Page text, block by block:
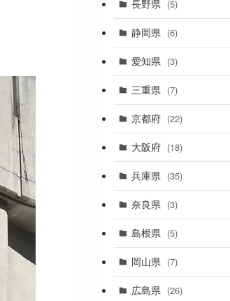
(5)
(1)
(1)
(11)
(4)
(4)
(17)
(4)
(7)
(3)
(1)
長野県 (5)
静岡県 (6)
愛知県 (3)
三重県 (7)
京都府 (22)
大阪府 (18)
兵庫県 (35)
奈良県 (3)
島根県 (5)
岡山県 (7)
広島県 (26)